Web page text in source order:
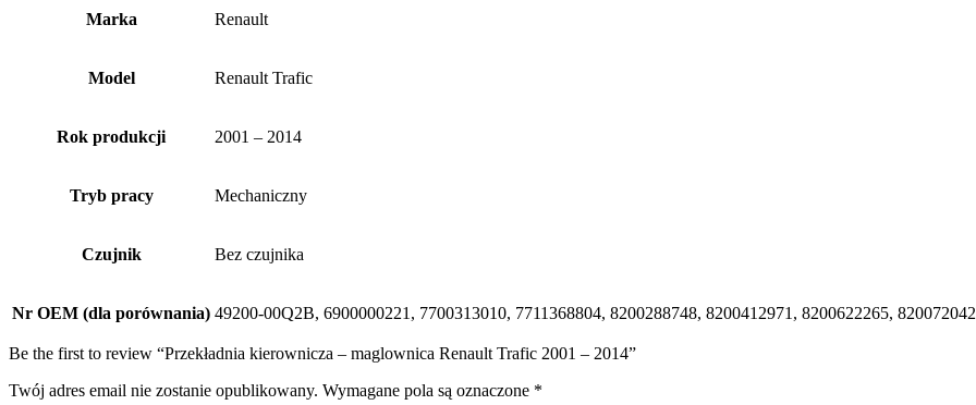
Marka Renault
Model Renault Trafic
Rok produkcji 2001 – 2014
Tryb pracy Mechaniczny
Czujnik Bez czujnika
Nr OEM (dla porównania) 49200-00Q2B, 6900000221, 7700313010, 7711368804, 8200288748, 8200412971, 8200622265,
Be the first to review “Przekładnia kierownicza – maglownica Renault Trafic 2001 – 2014”
Twój adres email nie zostanie opublikowany. Wymagane pola są oznaczone *